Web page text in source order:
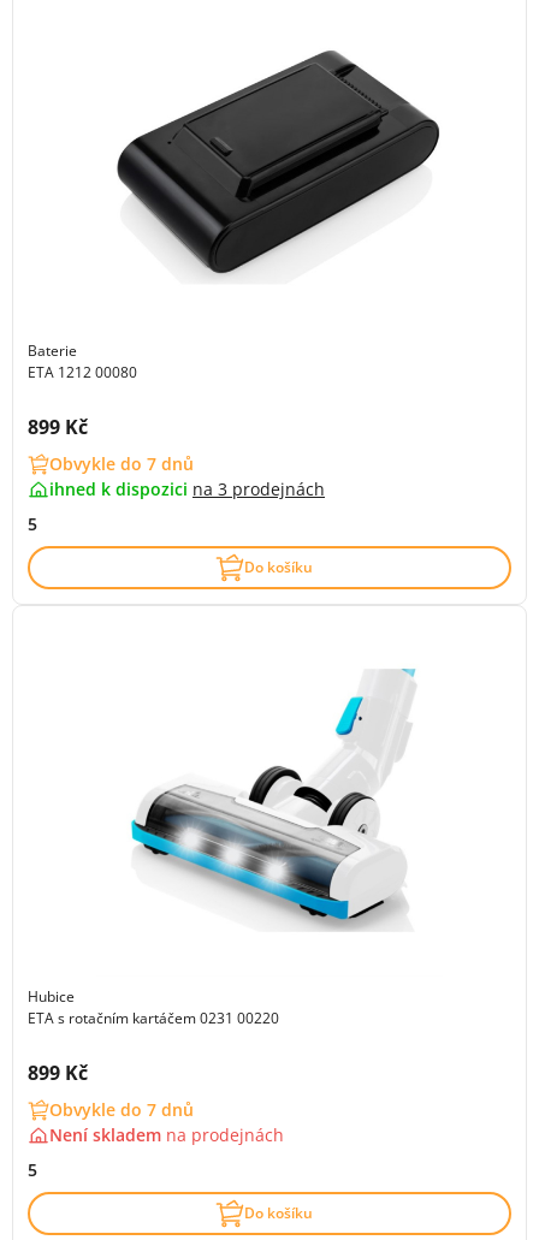
Baterie
ETA 1212 00080
Cena s DPH:
899 Kč
Obvykle do 7 dnů
ihned k dispozici na 3 prodejnách
5
Do košíku
Hubice
ETA s rotačním kartáčem 0231 00220
Cena s DPH:
899 Kč
Obvykle do 7 dnů
Není skladem na prodejnách
5
Do košíku